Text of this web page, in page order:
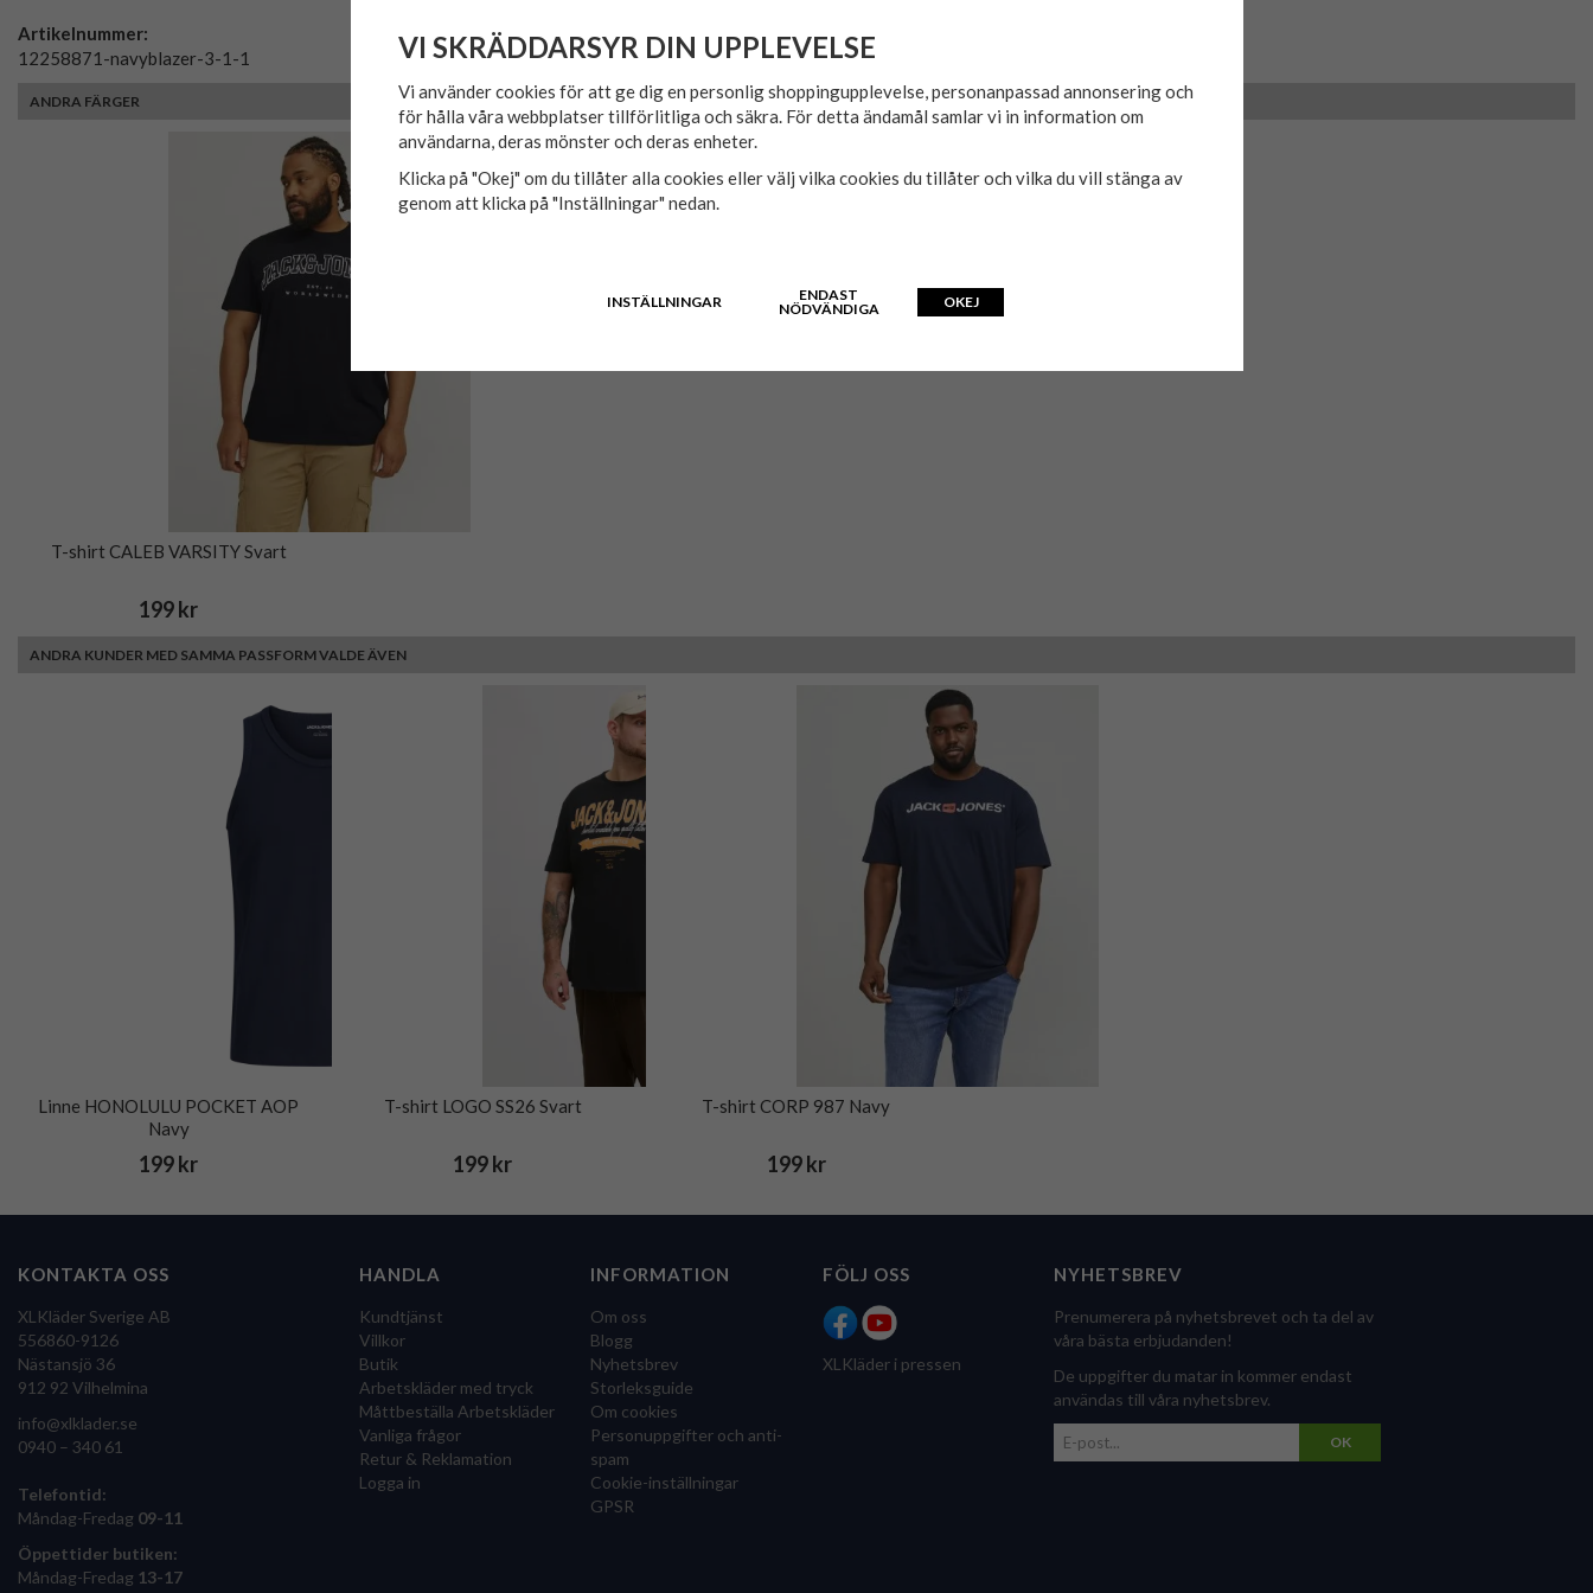
Artikelnummer:
12258871-navyblazer-3-1-1
ANDRA FÄRGER
T-shirt CALEB VARSITY Svart
199 kr
ANDRA KUNDER MED SAMMA PASSFORM VALDE ÄVEN
Linne HONOLULU POCKET AOP
Navy
199 kr
T-shirt LOGO SS26 Svart
199 kr
T-shirt CORP 987 Navy
199 kr
KONTAKTA OSS
XLKläder Sverige AB
556860-9126
Nästansjö 36
912 92 Vilhelmina
info@xlklader.se
0940 – 340 61
Telefontid:
Måndag-Fredag 09-11
Öppettider butiken:
Måndag-Fredag 13-17
HANDLA
Kundtjänst
Villkor
Butik
Arbetskläder med tryck
Måttbeställa Arbetskläder
Vanliga frågor
Retur & Reklamation
Logga in
INFORMATION
Om oss
Blogg
Nyhetsbrev
Storleksguide
Om cookies
Personuppgifter och anti-
spam
Cookie-inställningar
GPSR
FÖLJ OSS
XLKläder i pressen
NYHETSBREV
Prenumerera på nyhetsbrevet och ta del av
våra bästa erbjudanden!
De uppgifter du matar in kommer endast
användas till våra nyhetsbrev.
OK
VI SKRÄDDARSYR DIN UPPLEVELSE
Vi använder cookies för att ge dig en personlig shoppingupplevelse, personanpassad annonsering och
för hålla våra webbplatser tillförlitliga och säkra. För detta ändamål samlar vi in information om
användarna, deras mönster och deras enheter.
Klicka på "Okej" om du tillåter alla cookies eller välj vilka cookies du tillåter och vilka du vill stänga av
genom att klicka på "Inställningar" nedan.
INSTÄLLNINGAR
ENDAST
NÖDVÄNDIGA
OKEJ